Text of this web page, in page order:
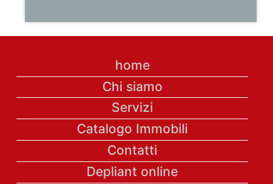
home
Chi siamo
Servizi
Catalogo Immobili
Contatti
Depliant online